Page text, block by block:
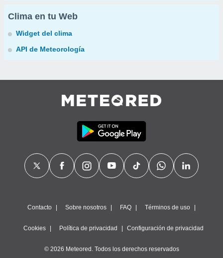
Clima en tu Web
Widget del clima
API de Meteorología
Contacto Sobre nosotros FAQ Términos de uso
Cookies Política de privacidad Configuración de privacidad
© 2026 Meteored. Todos los derechos reservados